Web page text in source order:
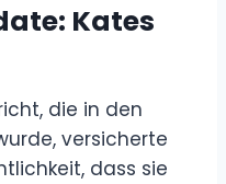
Kates
die in den
versicherte
dass sie